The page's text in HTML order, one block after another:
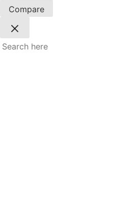
Compare